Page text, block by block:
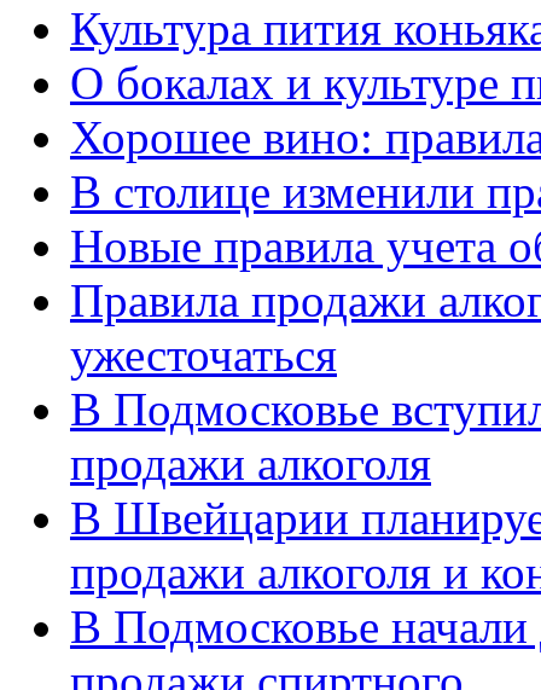
Культура пития
О бокалах и культуре
Хорошее вино:
В столице изменили
Новые правила учета
Правила продажи
ужесточаться
В Подмосковье
продажи алкоголя
В Швейцарии
продажи алкоголя и
В Подмосковье начали